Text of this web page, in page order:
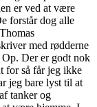
er ved at være
forstår dog alle
med rødderne
Der er godt nok
for så får jeg ikke
jeg bare lyst til at
tanker og